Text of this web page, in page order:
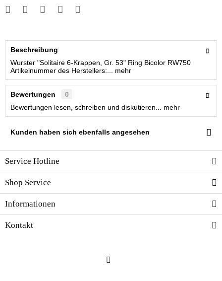
Beschreibung
Wurster "Solitaire 6-Krappen, Gr. 53" Ring Bicolor RW750
Artikelnummer des Herstellers:...
mehr
Bewertungen
0
Bewertungen lesen, schreiben und diskutieren...
mehr
Kunden haben sich ebenfalls angesehen
Service Hotline
Shop Service
Informationen
Kontakt